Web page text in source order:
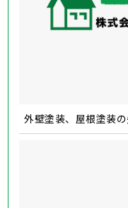
外壁塗装、屋根塗装